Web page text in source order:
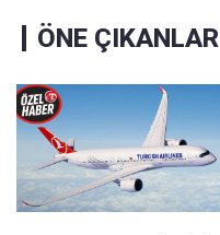
ÖNE ÇIKANLAR